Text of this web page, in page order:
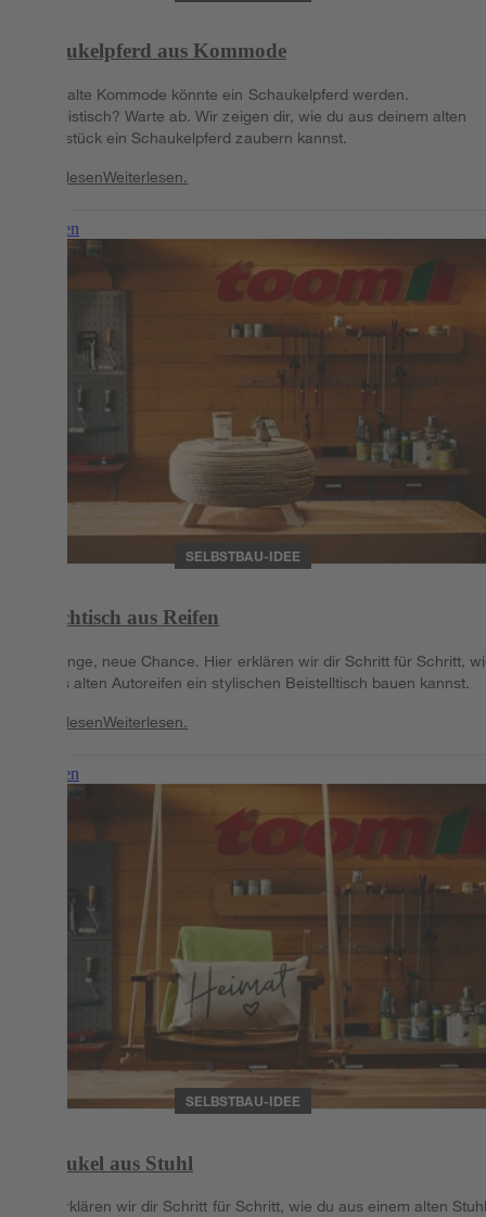
Schaukelpferd aus Kommode
Deine alte Kommode könnte ein Schaukelpferd werden.
Unrealistisch? Warte ab. Wir zeigen dir, wie du aus deinem alten
Möbelstück ein Schaukelpferd zaubern kannst.
WeiterlesenWeiterlesen.
Weiterlesen
SELBSTBAU-IDEE
Couchtisch aus Reifen
Alte Dinge, neue Chance. Hier erklären wir dir Schritt für Schritt,
du aus alten Autoreifen ein stylischen Beistelltisch bauen kannst.
WeiterlesenWeiterlesen.
Weiterlesen
SELBSTBAU-IDEE
Schaukel aus Stuhl
Hier erklären wir dir Schritt für Schritt, wie du aus einem alten